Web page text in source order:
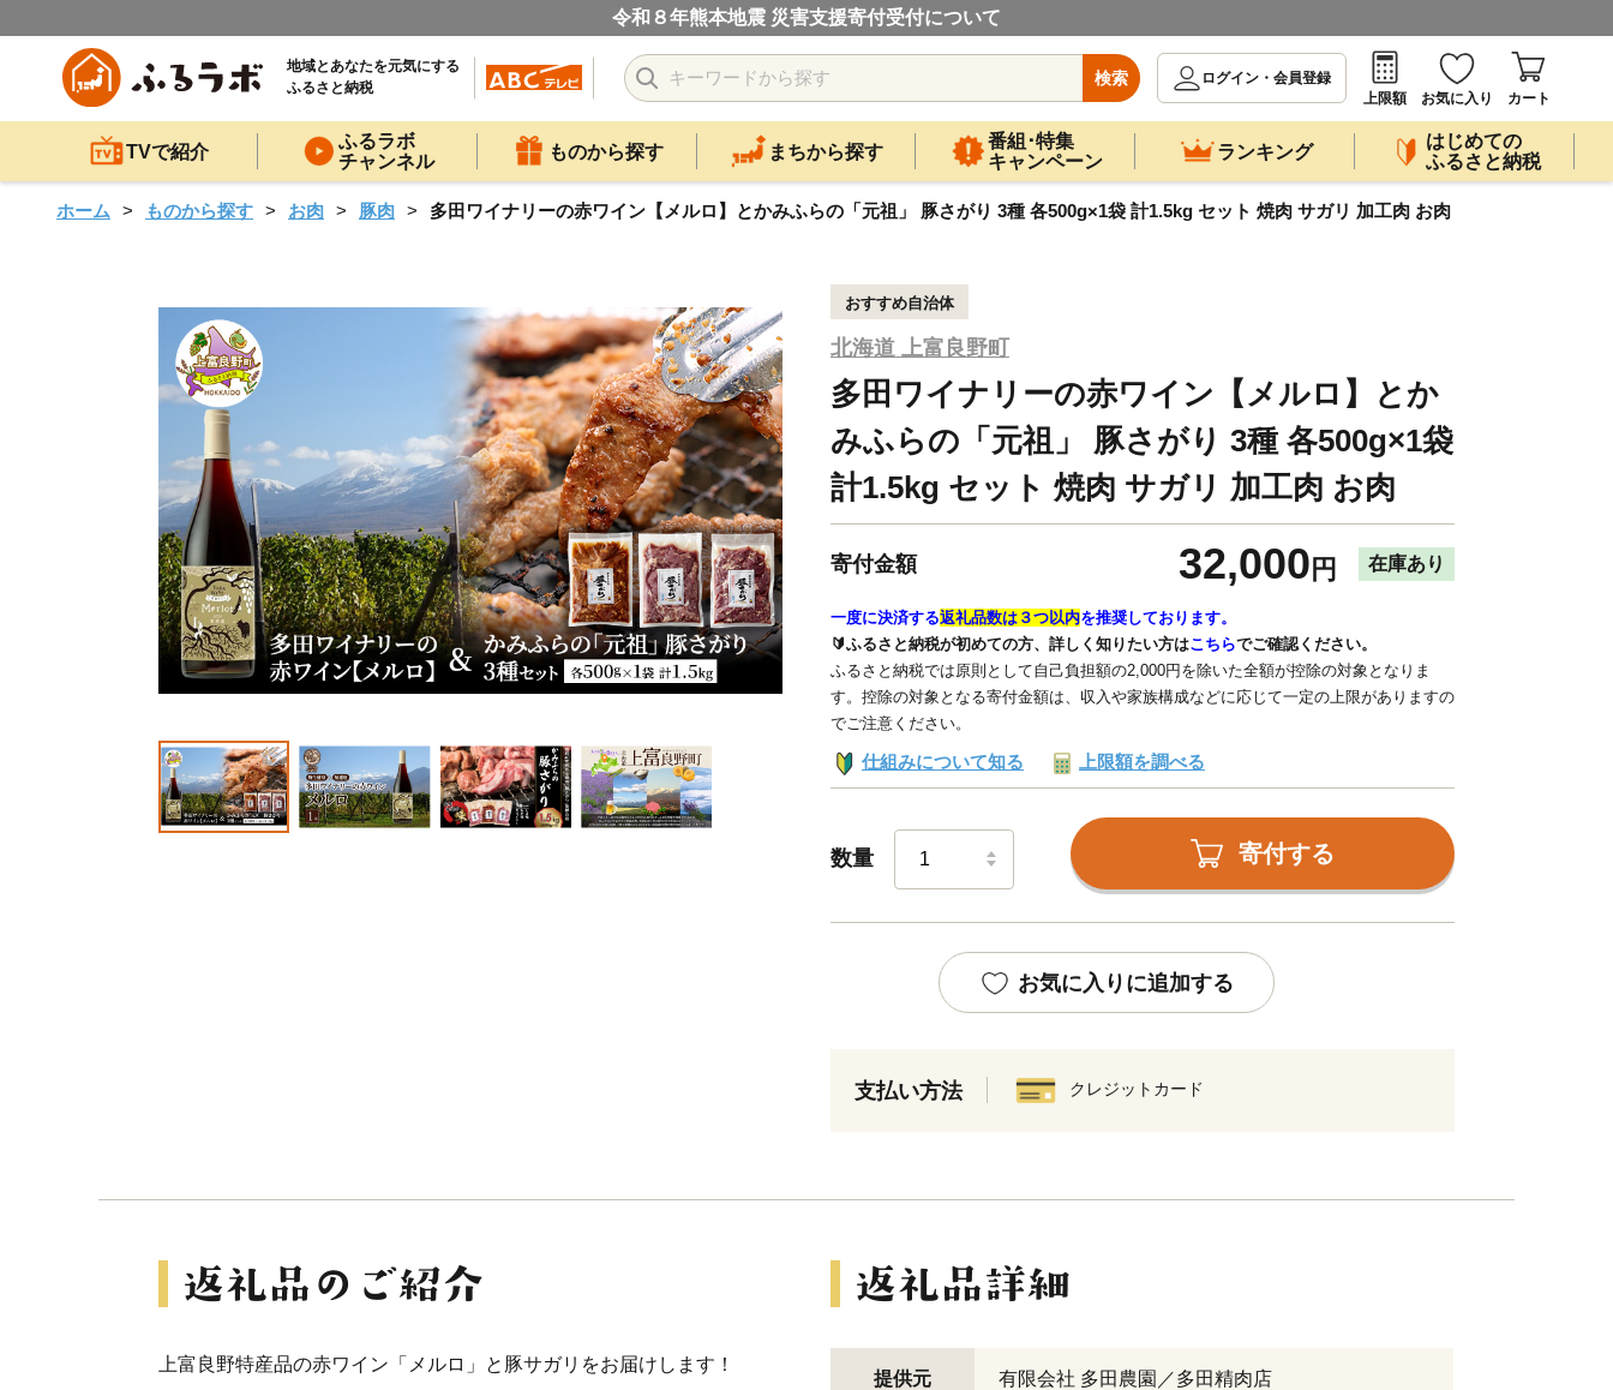
令和８年熊本地震 災害支援寄付受付について
地域とあなたを元気にする
ふるさと納税
検索
ログイン・会員登録
上限額
お気に入り カート
TVで紹介
ふるラボ
チャンネル
ものから探す まちから探す
番組･特集
キャンペーン
ランキング
はじめての
ふるさと納税
ホーム ものから探す お肉 豚肉 多田ワイナリーの赤ワイン【メルロ】とかみふらの「元祖」 豚さがり 3種 各500g×1袋 計1.5kg セット 焼肉 サガリ 加工肉 お肉
おすすめ自治体
北海道 上富良野町
多田ワイナリーの赤ワイン【メルロ】とか
みふらの「元祖」 豚さがり 3種 各500g×1袋
計1.5kg セット 焼肉 サガリ 加工肉 お肉
寄付金額 32,000 円 在庫あり
一度に決済する返礼品数は３つ以内を推奨しております。
🔰ふるさと納税が初めての方、詳しく知りたい方はこちらでご確認ください。
ふるさと納税では原則として自己負担額の2,000円を除いた全額が控除の対象となりま
す。控除の対象となる寄付金額は、収入や家族構成などに応じて一定の上限がありますの
でご注意ください。
仕組みについて知る 上限額を調べる
数量 寄付する
お気に入りに追加する
支払い方法 クレジットカード
上富良野特産品の赤ワイン「メルロ」と豚サガリをお届けします！
提供元 有限会社 多田農園／多田精肉店